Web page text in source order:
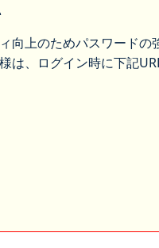
向上のためパスワードの
は、ログイン時に下記